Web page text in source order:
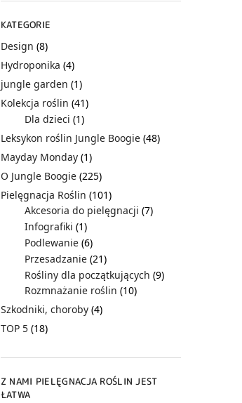
KATEGORIE
Design (8)
Hydroponika (4)
jungle garden (1)
Kolekcja roślin (41)
Dla dzieci (1)
Leksykon roślin Jungle Boogie(48)
Mayday Monday(1)
O Jungle Boogie(225)
Pielęgnacja Roślin (101)
Akcesoria do pielęgnacji (7)
Infografiki (1)
Podlewanie(6)
Przesadzanie(21)
Rośliny dla początkujących (9)
Rozmnażanie roślin (10)
Szkodniki, choroby(4)
TOP 5(18)
Z NAMI PIELĘGNACJA ROŚLIN JEST
ŁATWA